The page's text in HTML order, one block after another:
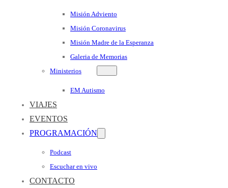
Misión Adviento
Misión Coronavirus
Misión Madre de la Esperanza
Galeria de Memorias
Ministerios
EM Autismo
VIAJES
EVENTOS
PROGRAMACIÓN
Podcast
Escuchar en vivo
CONTACTO